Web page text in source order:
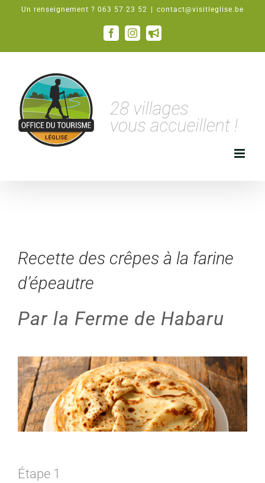
PasserUn renseignement ? 063 57 23 52 contact@visitleglise.be
Facebook
Instagram
Email
Recette des crêpes à la farine
d’épeautre
Par la Ferme de Habaru
Étape 1